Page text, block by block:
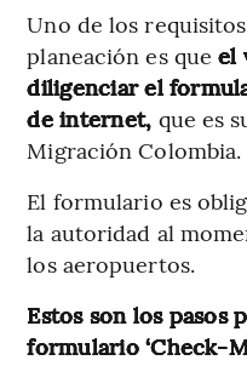
Uno de los
planeación es queel
diligenciar el
de internet, que es
Migración Colombia.
El formulario es
la autoridad al
los aeropuertos.
Estos son los pasos
formulario ‘Check-